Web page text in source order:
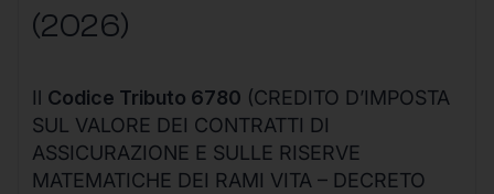
(2026)
Il Codice Tributo 6780 (CREDITO D’IMPOSTA
SUL VALORE DEI CONTRATTI DI
ASSICURAZIONE E SULLE RISERVE
MATEMATICHE DEI RAMI VITA – DECRETO